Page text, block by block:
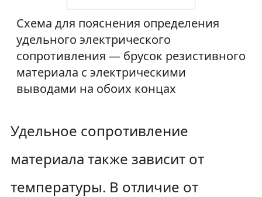
Схема для пояснения определения
удельного электрического
сопротивления — брусок резистивного
материала с электрическими
выводами на обоих концах
Удельное сопротивление
материала также зависит от
температуры. В отличие от